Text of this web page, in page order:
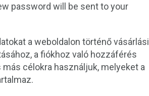
password will be sent to your
a weboldalon történő vásárlási
a fiókhoz való hozzáférés
célokra használjuk, melyeket a